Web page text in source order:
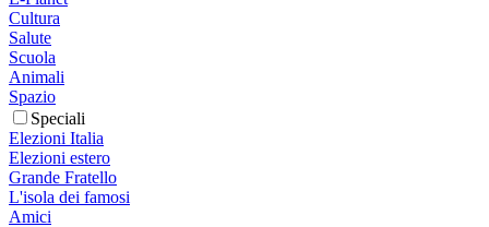
Cultura
Salute
Scuola
Animali
Spazio
Speciali
Elezioni Italia
Elezioni estero
Grande Fratello
L'isola dei famosi
Amici